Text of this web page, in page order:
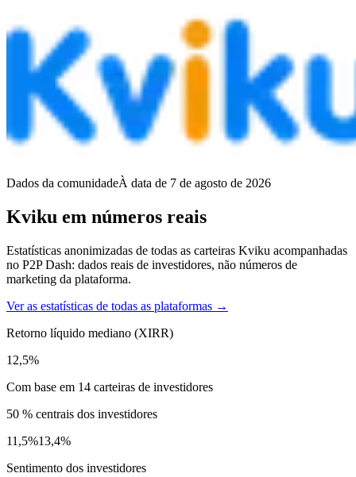
Dados da comunidadeÀ data de 7 de agosto de 2026
Kviku em números reais
Estatísticas anonimizadas de todas as carteiras Kviku acompanhadas
no P2P Dash: dados reais de investidores, não números de
marketing da plataforma.
Ver as estatísticas de todas as plataformas →
Retorno líquido mediano (XIRR)
12,5%
Com base em 14 carteiras de investidores
50 % centrais dos investidores
11,5%13,4%
Sentimento dos investidores